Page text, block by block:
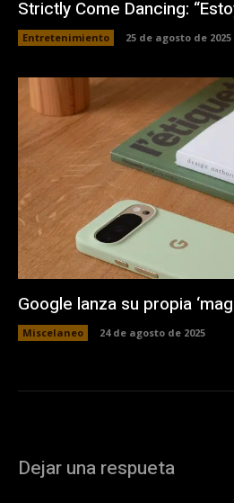
Strictly Come Dancing:
Entretenimiento 25 de agosto de 2025
Google lanza su propia
Miscelaneo 24 de agosto de 2025
Dejar una respueta